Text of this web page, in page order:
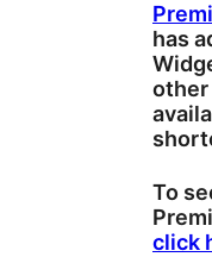
has
To
click